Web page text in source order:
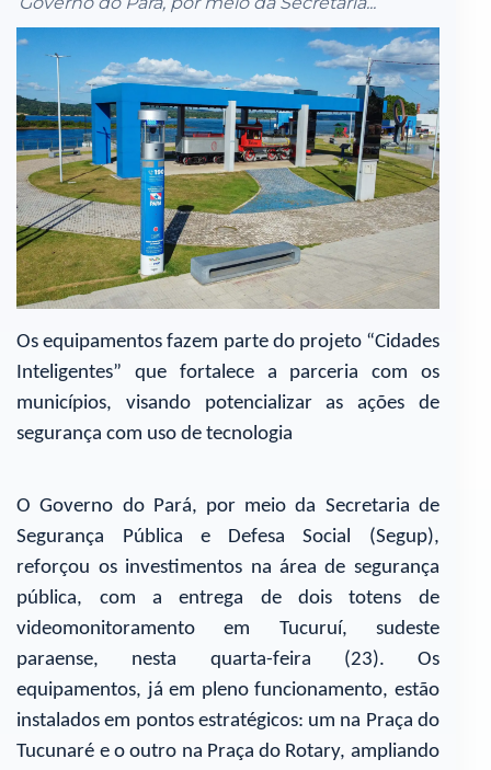
Os equipamentos fazem parte do projeto “Cidades
Inteligentes” que fortalece a parceria com os
municípios, visando potencializar as ações de
segurança com uso de tecnologia
O Governo do Pará, por meio da Secretaria de
Segurança Pública e Defesa Social (Segup),
reforçou os investimentos na área de segurança
pública, com a entrega de dois totens de
videomonitoramento em Tucuruí, sudeste
paraense, nesta quarta-feira (23). Os
equipamentos, já em pleno funcionamento, estão
instalados em pontos estratégicos: um na Praça do
Tucunaré e o outro na Praça do Rotary, ampliando